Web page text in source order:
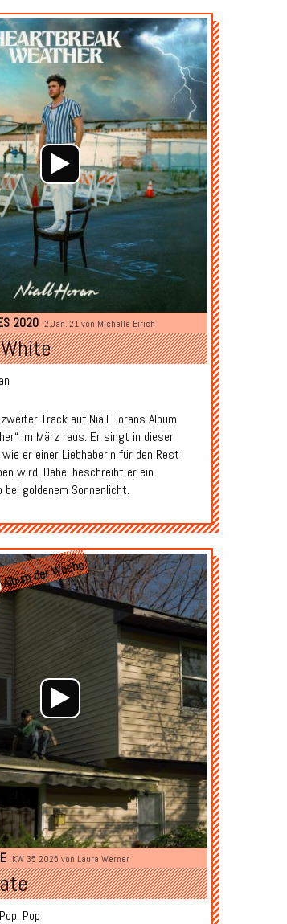
Audio-
Player
2020 2.Jan. 21 von Michelle Eirich
Track auf Niall Horans Album
im März raus. Er singt in dieser
er einer Liebhaberin für den Rest
wird. Dabei beschreibt er ein
goldenem Sonnenlicht.
Album der Woche
Audio-
Player
KW 35 2025 von Laura Werner
Pop